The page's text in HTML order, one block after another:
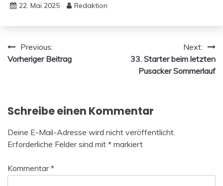
22. Mai 2025 Redaktion
Beitragsnavigation
Previous:
Vorheriger Beitrag
Next:
33. Starter beim letzten
Pusacker Sommerlauf
Schreibe einen Kommentar
Deine E-Mail-Adresse wird nicht veröffentlicht.
Erforderliche Felder sind mit * markiert
Kommentar*